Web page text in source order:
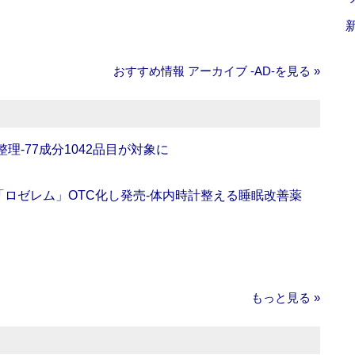
おすすめ情報 アーカイブ ‐AD‐を見る »
‐77成分1042品目が対象に
ゼレム」OTC化し発売‐体内時計整える睡眠改善薬
もっと見る »